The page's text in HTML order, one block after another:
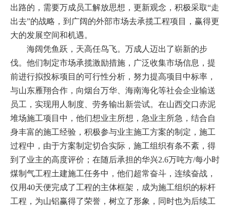
出路的，需要万成员工解放思想，更新观念，积极采取“走
出去”的战略，到广阔的外部市场去承揽工程项目，赢得更
大的发展空间和机遇。
海阔凭鱼跃，天高任鸟飞。万成人迈出了崭新的步
伐。他们制定市场承揽激励措施，广泛收集市场信息，提
前进行拟投标项目的可行性分析，努力提高项目中标率，
与山东雁翔合作，向烟台万华、海南海化等社会企业输送
员工，实现用人制度、劳务输出新尝试。在山西交口赤泥
堆场施工项目中，他们想业主所想，急业主所急，结合自
身丰富的施工经验，积极参与业主施工方案的制定，施工
过程中，由于方案制定切合实际，施工组织有条不紊，得
到了业主的高度评价；在随后承担的华兴2.6万吨方/每小时
煤制气工程土建施工任务中，他们超常奋斗，连续奋战，
仅用40天便完成了工程的主体框架，成为施工组织的标杆
工程，为山铝赢得了荣誉，树立了形象，同时也为后续工